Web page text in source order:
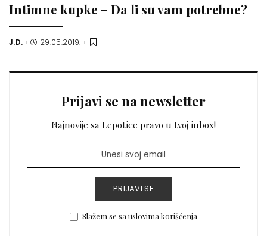
Intimne kupke – Da li su vam potrebne?
Posted
J.D. 29.05.2019.
Prijavi se na newsletter
Najnovije sa Lepotice pravo u tvoj inbox!
PRIJAVI SE
Slažem se sa uslovima korišćenja